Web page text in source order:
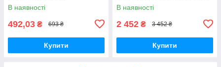
В наявності
492,03 ₴ 693 ₴
Купити
В наявності
2 452 ₴ 3 452 ₴
Купити